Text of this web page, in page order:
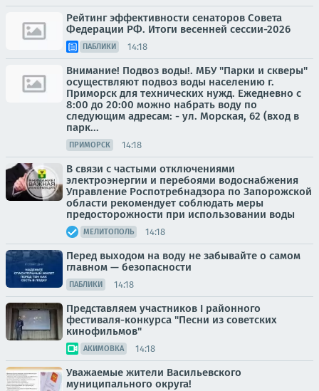
Рейтинг эффективности сенаторов Совета
Федерации РФ. Итоги весенней сессии-2026
ПАБЛИКИ 14:18
Внимание! Подвоз воды!. МБУ "Парки и скверы"
осуществляют подвоз воды населению г.
Приморск для технических нужд. Ежедневно с
8:00 до 20:00 можно набрать воду по
следующим адресам: - ул. Морская, 62 (вход в
парк...
ПРИМОРСК 14:18
В связи с частыми отключениями
электроэнергии и перебоями водоснабжения
Управление Роспотребнадзора по Запорожской
области рекомендует соблюдать меры
предосторожности при использовании воды
МЕЛИТОПОЛЬ 14:18
Перед выходом на воду не забывайте о самом
главном — безопасности
ПАБЛИКИ 14:18
Представляем участников I районного
фестиваля-конкурса "Песни из советских
кинофильмов"
АКИМОВКА 14:18
Уважаемые жители Васильевского
муниципального округа!